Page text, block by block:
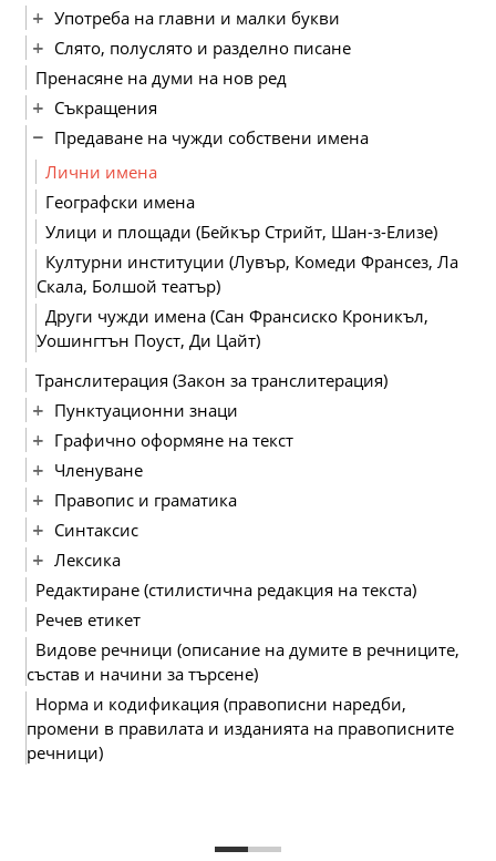
Употреба на главни и малки букви
Слято, полуслято и разделно писане
Пренасяне на думи на нов ред
Съкращения
Предаване на чужди собствени имена
Лични имена
Географски имена
Улици и площади (Бейкър Стрийт, Шан-з-Елизе)
Културни институции (Лувър, Комеди Франсез, Ла
Скала, Болшой театър)
Други чужди имена (Сан Франсиско Кроникъл,
Уошингтън Поуст, Ди Цайт)
Транслитерация (Закон за транслитерация)
Пунктуационни знаци
Графично оформяне на текст
Членуване
Правопис и граматика
Синтаксис
Лексика
Редактиране (стилистична редакция на текста)
Речев етикет
Видове речници (описание на думите в речниците,
състав и начини за търсене)
Норма и кодификация (правописни наредби,
промени в правилата и изданията на правописните
речници)